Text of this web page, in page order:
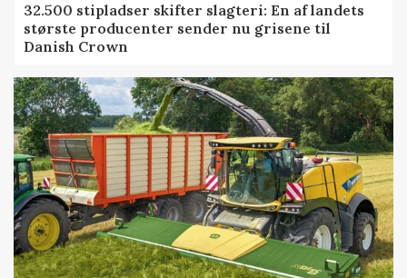
32.500 stipladser skifter slagteri: En af landets
største producenter sender nu grisene til
Danish Crown